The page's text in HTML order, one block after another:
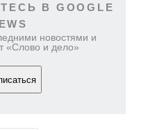
В GOOGLE
новостями и
«Слово и дело»